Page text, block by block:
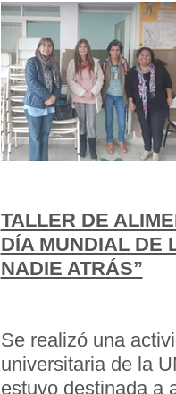
TALLER DE
DÍA MUNDIAL DE
NADIE ATRÁS”
Se realizó una
universitaria de la
estuvo destinada a